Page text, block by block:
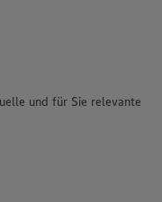
und für Sie relevante